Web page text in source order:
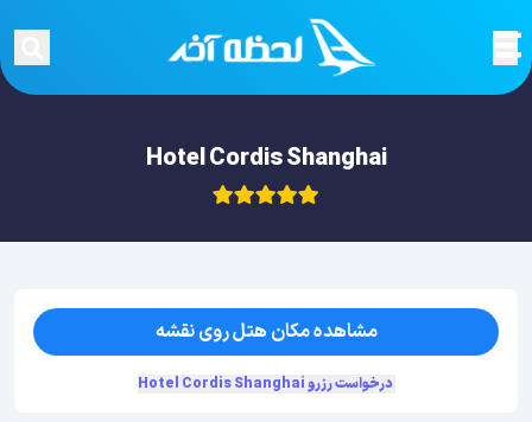
Hotel Cordis Shanghai
مشاهده مکان هتل روی نقشه
درخواست رزرو Hotel Cordis Shanghai